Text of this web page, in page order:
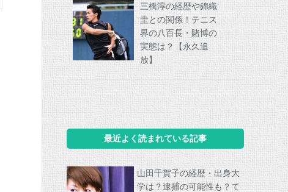
三橋淳の経歴や錦織
圭との関係！テニス
界の八百長・賭博の
実態は？【永久追
放】
最近よく読まれている記事
山田千賀子の経歴・出身大
学は？逮捕の可能性も？て